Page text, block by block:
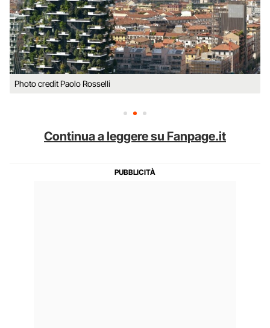
Photo credit Paolo Rosselli
Continua a leggere su Fanpage.it